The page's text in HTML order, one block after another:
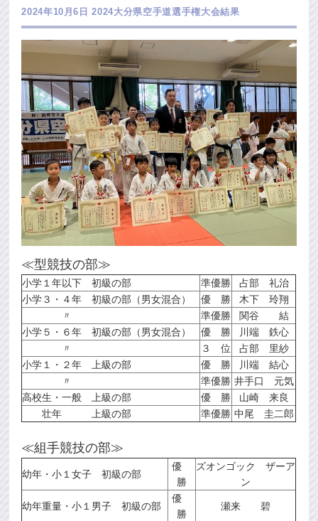
2024年10月6日 2024大分県空手道選手権大会結果
≪型競技の部≫
小学１年以下 初級の部 準優勝
占部 礼治
小学３・４年 初級の部（男女混合）
優 勝
木下 玲翔
〃
準優勝
関谷 結
小学５・６年 初級の部（男女混合）
優 勝
川端 鉄心
〃
３ 位
占部 里紗
小学１・２年 上級の部
優 勝
川端 結心
〃
準優勝 井手口 元気
高校生・一般 上級の部
優 勝
山崎 来良
壮年 上級の部
準優勝 中尾 圭二郎
≪組手競技の部≫
幼年・小１女子 初級の部
優
勝
ズオンゴック ザーア
ン
幼年重量・小１男子 初級の部
優
勝
瀬来 碧